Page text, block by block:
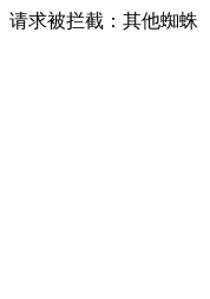
请求被拦截：其他蜘蛛